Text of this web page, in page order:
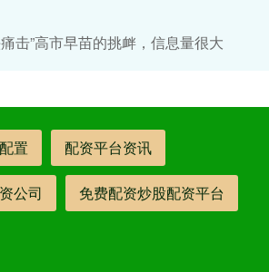
击”高市早苗的挑衅，信息量很大
置 配资平台资讯
公司 免费配资炒股配资平台